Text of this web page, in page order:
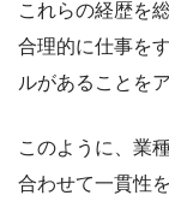
これらの経歴を
合理的に仕事を
ルがあることを
このように、業
合わせて一貫性